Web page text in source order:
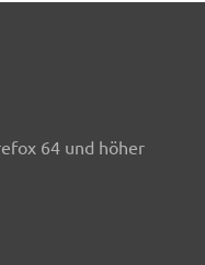
64 und höher